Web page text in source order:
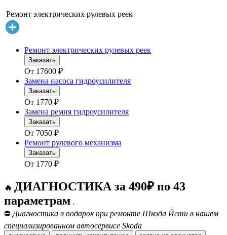
Ремонт электрических рулевых реек
Ремонт электрических рулевых реек
Заказать
От 17600 ₽
Замена насоса гидроусилителя
Заказать
От 1770 ₽
Замена ремня гидроусилителя
Заказать
От 7050 ₽
Ремонт рулевого механизма
Заказать
От 1770 ₽
🔥 ДИАГНОСТИКА за 490₽ по 43
параметрам .
⛔ Диагностика в подарок при ремонте Шкода Йети в нашем
специализированном автосервисе Skoda